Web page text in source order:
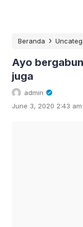
Beranda ›
Ayo
juga
admin
June 3, 2020 2:43 am